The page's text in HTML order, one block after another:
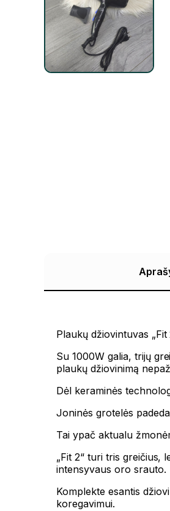
Plaukų džiovintuvas
Su 1000W galia, trijų
plaukų džiovinimą
Dėl keraminės
Joninės grotelės
Tai ypač aktualu
„Fit 2“ turi tris greičius,
intensyvaus oro srauto.
Komplekte esantis
koregavimui.